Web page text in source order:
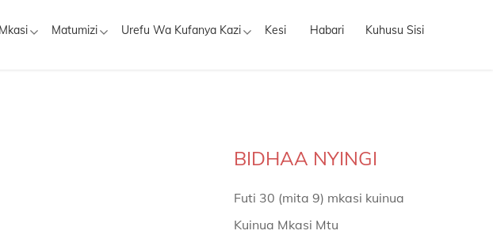
Matumizi Urefu Wa Kufanya Kazi Kesi Habari Kuhusu Sisi
BIDHAA NYINGI
Futi 30 (mita 9) mkasi kuinua
Kuinua Mkasi Mtu